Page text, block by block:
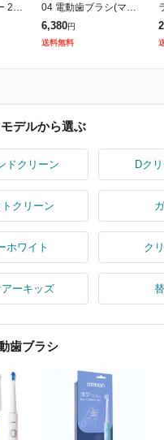
210
04
04 電動歯ブラシ(マリ
ンブルー)Philips Sonic
are ソニッケアー 2100
シリーズ[
6,380円
送料無料
デルから選ぶ
ドクリーン Dク
クリーン
ホワイト ク
ーキッズ
歯ブラシ